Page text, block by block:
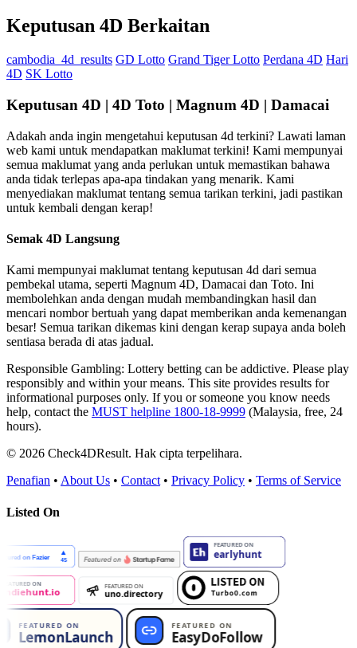
Keputusan 4D Berkaitan
cambodia_4d_results GD Lotto Grand Tiger Lotto Perdana 4D Hari
4D SK Lotto
Keputusan 4D | 4D Toto | Magnum 4D | Damacai
Adakah anda ingin mengetahui keputusan 4d terkini? Lawati laman
web kami untuk mendapatkan maklumat terkini! Kami mempunyai
semua maklumat yang anda perlukan untuk memastikan bahawa
anda tidak terlepas apa-apa tindakan yang menarik. Kami
menyediakan maklumat tentang semua tarikan terkini, jadi pastikan
untuk kembali dengan kerap!
Semak 4D Langsung
Kami mempunyai maklumat tentang keputusan 4d dari semua
pembekal utama, seperti Magnum 4D, Damacai dan Toto. Ini
membolehkan anda dengan mudah membandingkan hasil dan
mencari nombor bertuah yang dapat memberikan anda kemenangan
besar! Semua tarikan dikemas kini dengan kerap supaya anda boleh
sentiasa berada di atas jadual.
Responsible Gambling: Lottery betting can be addictive. Please play
responsibly and within your means. This site provides results for
informational purposes only. If you or someone you know needs
help, contact the MUST helpline 1800-18-9999 (Malaysia, free, 24
hours).
© 2026 Check4DResult. Hak cipta terpelihara.
Penafian • About Us • Contact • Privacy Policy • Terms of Service
Listed On